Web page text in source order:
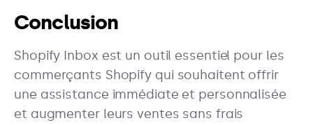
Conclusion
Shopify Inbox est un outil essentiel pour les
commerçants Shopify qui souhaitent offrir
une assistance immédiate et personnalisée
et augmenter leurs ventes sans frais